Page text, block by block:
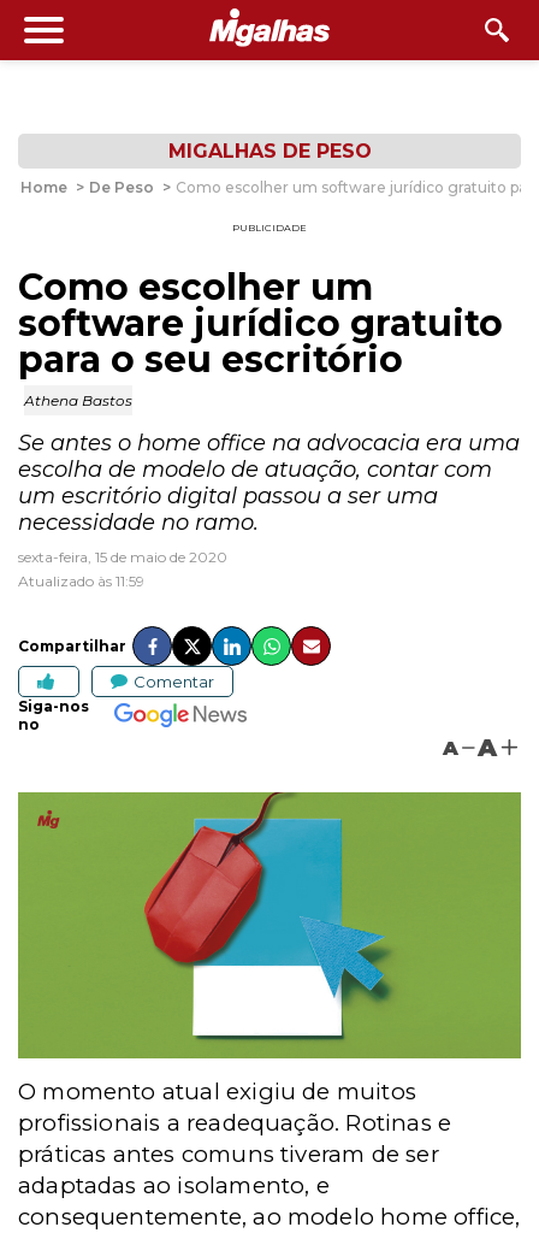
MIGALHAS DE PESO
Home > De Peso > Como escolher um software jurídico gratuito
PUBLICIDADE
Como escolher um
software jurídico gratuito
para o seu escritório
Athena Bastos
Se antes o home office na advocacia era uma
escolha de modelo de atuação, contar com
um escritório digital passou a ser uma
necessidade no ramo.
sexta-feira, 15 de maio de 2020
Atualizado às 11:59
Compartilhar
Comentar
Siga-nos
no
A A
O momento atual exigiu de muitos
profissionais a readequação. Rotinas e
práticas antes comuns tiveram de ser
adaptadas ao isolamento, e
consequentemente, ao modelo home office,